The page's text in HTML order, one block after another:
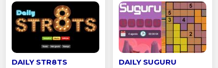
DAILY STR8TS DAILY SUGURU